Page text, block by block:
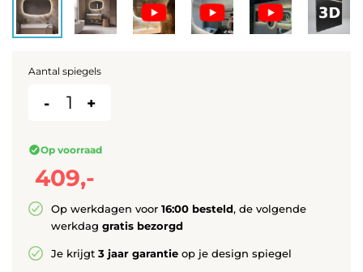
409,-
Aantal spiegels
- +
Op voorraad
Op werkdagen voor 16:00 besteld, de volgende
werkdag gratis bezorgd
Je krijgt 3 jaar garantie op je design spiegel